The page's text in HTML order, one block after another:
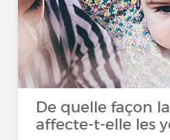
De quelle façon
affecte-t-elle les